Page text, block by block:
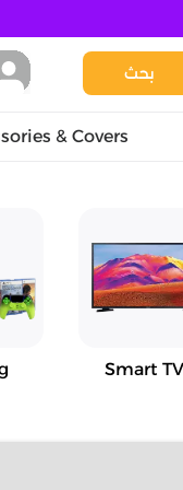
بحث
& Covers
Smart